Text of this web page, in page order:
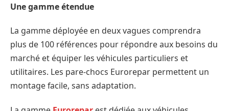
Une gamme étendue
La gamme déployée en deux vagues comprendra
plus de 100 références pour répondre aux besoins du
marché et équiper les véhicules particuliers et
utilitaires. Les pare-chocs Eurorepar permettent un
montage facile, sans adaptation.